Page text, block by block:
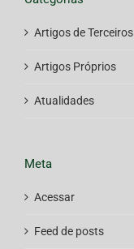
Artigos de Terceiros
Artigos Próprios
Atualidades
Meta
Acessar
Feed de posts